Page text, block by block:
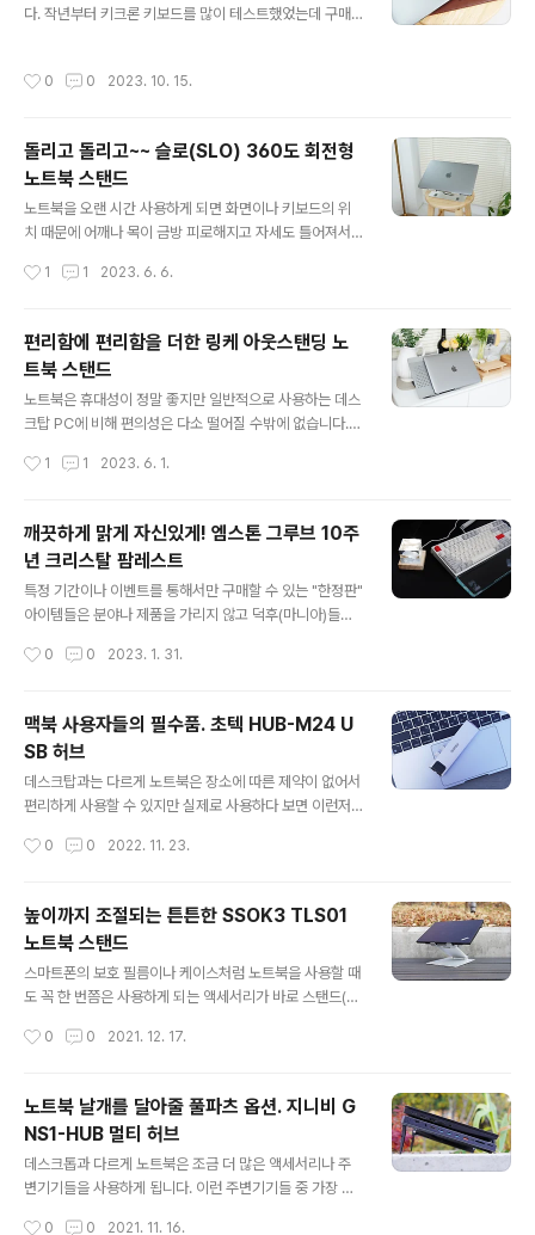
다. 작년부터 키크론 키보드를 많이 테스트했었는데 구매
해서 챙긴다는 의미라 키크론 브랜드에 믿음이 +1 추가되
의 크기는 240mm x 310mm로 간단한 서류나 태블릿을
보관하기 좋으며 LP 타입의 키보드를 수납하기에 적당해
보입니다. 혹시나 하고 13인치 맥북 프로를 넣어봤는데 딱
맞더군요. 약간 타이트하지만 들어가긴 하네요. 맥북과 같
12인치 크기의 태..
0 0 2023. 10. 15.
돌리고 돌리고~~ 슬로(SLO) 360도 회전형
노트북 스탠드
노트북을 오랜 시간 사용하게 되면 화면이나 키보드의 위
치 때문에 어깨나 목이 금방 피로해지고 자세도 틀어져서
유로 노트북 스탠드(노트북 거치대)를 사용하게 되는데 현
품들은 비슷한 모양과 특정 위치(높이와 각도)에서만 사용
하게 됩니다. 위치 조절을 좀 더 편하게 하기 위해서는 모니
터 암과 연결해서 사용할 수도 있지만 설치 장소(책상)에
대한 제약은 물론 가지고 다닐 수 없다는 단점이 있죠. 이번
에 소개하는 슬로 360도 회전형 노트북 스탠드는 단순히
회전해서 사용할 수 있습니다. 무지 박스에 담겨 있어서 단
1 1 2023. 6. 6.
편리함에 편리함을 더한 링케 아웃스탠딩 노
트북 스탠드
노트북은 휴대성이 정말 좋지만 일반적으로 사용하는 데스
크탑 PC에 비해 편의성은 다소 떨어질 수밖에 없습니다.
서리가 필요한데 그중에서도 화면의 각도나 높이를 조절할
지고 있으며 시장에도 많은 제품들이 판매되고 있습니다.
이번 시간에 소개하는 링케 아웃스탠딩 노트북 스탠드는
일반적인 스탠드와는 다르게 노트북뿐 아니라 스마트폰이
나 태블릿을 같이 거치할 수 있는 멀티 스탠드 기능을 가지
고 있습니다. 박스에 있는 사진과 설명만으로도 이 제품의
탠드를 조립할 수 있는 구성품이 포함되어 있습니다. 멀티
1 1 2023. 6. 1.
깨끗하게 맑게 자신있게! 엠스톤 그루브 10주
년 크리스탈 팜레스트
특정 기간이나 이벤트를 통해서만 구매할 수 있는 "한정판"
아이템들은 분야나 제품을 가리지 않고 덕후(마니아)들을
톤 그루브 10주년 한정판 크리스탈 팜레스트" 역시 그루브
키보드는 T87 A부터 계속 사용을 했었는데 새로운 시리
즈가 나올 때마다 만족감이 상당히 높았기에 이번 한정판
아이템 역시 상당히 궁금하더군요. 제품의 파손을 막기 위
한 확실한 조치로 박스의 높이(두께)가 상당히 큰 편입니
다. 87 key 배열의 텐키리스 크기에 맞는 팜레스트는 36
지게 꾸며줄 수 있는 60mm의 정육각형의 큐브와 LED 조
0 0 2023. 1. 31.
맥북 사용자들의 필수품. 초텍 HUB-M24 U
SB 허브
데스크탑과는 다르게 노트북은 장소에 따른 제약이 없어서
편리하게 사용할 수 있지만 실제로 사용하다 보면 이런저
기기들을 사용하거나 저장장치들을 연결해야 한다면 USB
아니라 PD(Power Delivery) 충전까지 지원하는 허브가
대세가 되고 있습니다. 이번 시간에 소개하는 제품 역시 위
에서 언급한 여러 가지 기능을 사용할 수 있는 멀티 허브로
Windows 계열의 노트북이 아닌 애플의 맥북(에어, 프로)
s 계열의 노트북에서 사용하는 멀티 허브와는 어떤 차이가
0 0 2022. 11. 23.
높이까지 조절되는 튼튼한 SSOK3 TLS01
노트북 스탠드
스마트폰의 보호 필름이나 케이스처럼 노트북을 사용할 때
도 꼭 한 번쯤은 사용하게 되는 액세서리가 바로 스탠드(거
니터보다 작기 때문에 자연스레 자세가 삐뚤어져서 쉽게
하게 되면 거북목처럼 건강에도 문제가 생기게 됩니다. 이
런 불편함을 해결하기 위해서 많은 종류의 노트북 스탠드
(거치대)가 있지만 이번에 소개하는 SSOK3 TLS01는 단
순히 노트북의 각도만을 조절하는 게 아닌 듀얼 힌지로 각
도 + 위치까지 조절할 수 있습니다. 추가로 리프트 버튼으
0 0 2021. 12. 17.
노트북 날개를 달아줄 풀파츠 옵션. 지니비 G
NS1-HUB 멀티 허브
데스크톱과 다르게 노트북은 조금 더 많은 액세서리나 주
변기기들을 사용하게 됩니다. 이런 주변기기들 중 가장 많
0 0 2021. 11. 16.